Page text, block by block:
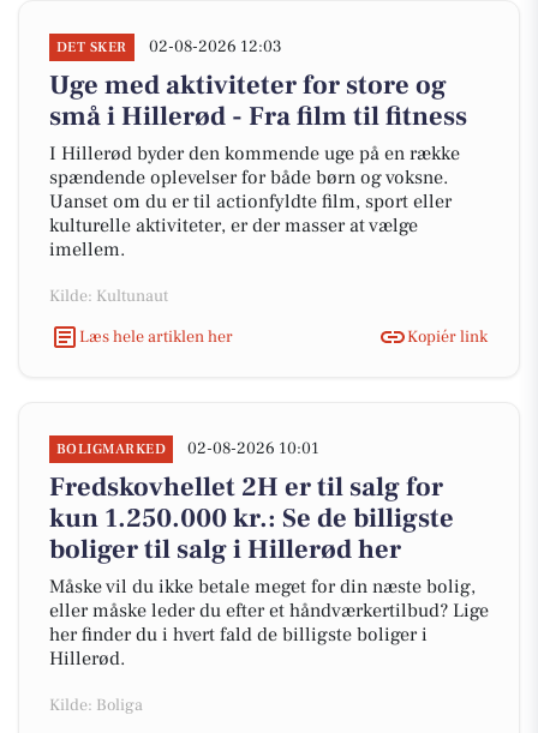
DET SKER 02-08-2026 12:03
Uge med aktiviteter for store og
små i Hillerød - Fra film til fitness
I Hillerød byder den kommende uge på en række
spændende oplevelser for både børn og voksne.
Uanset om du er til actionfyldte film, sport eller
kulturelle aktiviteter, er der masser at vælge
imellem.
Kilde: Kultunaut
Læs hele artiklen her
Kopiér link
BOLIGMARKED 02-08-2026 10:01
Fredskovhellet 2H er til salg for
kun 1.250.000 kr.: Se de billigste
boliger til salg i Hillerød her
Måske vil du ikke betale meget for din næste bolig,
eller måske leder du efter et håndværkertilbud? Lige
her finder du i hvert fald de billigste boliger i
Hillerød.
Kilde: Boliga